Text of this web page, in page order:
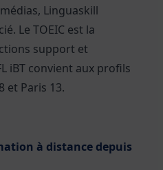
Linguaskill
Le TOEIC est la
support et
iBT convient aux profils
et Paris 13.
à distance depuis